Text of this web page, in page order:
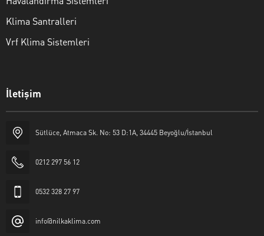
Klima Santralleri
Vrf Klima Sistemleri
İletişim
Sütlüce, Atmaca Sk. No: 53 D:1A, 34445 Beyoğlu/İstanbul
0212 297 56 12
0532 328 27 97
info@nilkaklima.com
Nilka Klima